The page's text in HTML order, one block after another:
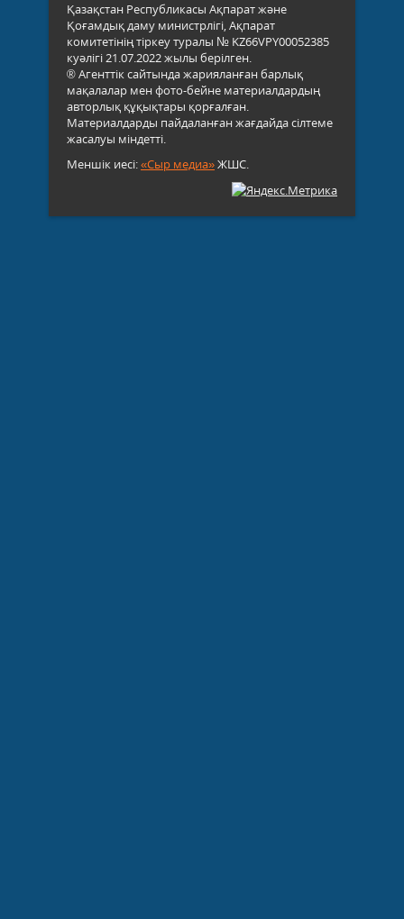
Қазақстан Республикасы Ақпарат және
Қоғамдық даму министрлігі, Ақпарат
комитетінің тіркеу туралы № KZ66VPY00052385
куәлігі 21.07.2022 жылы берілген.
® Агенттік сайтында жарияланған барлық
мақалалар мен фото-бейне материалдардың
авторлық құқықтары қорғалған.
Материалдарды пайдаланған жағдайда сілтеме
жасалуы міндетті.
Меншік иесі:«Сыр медиа»ЖШС.